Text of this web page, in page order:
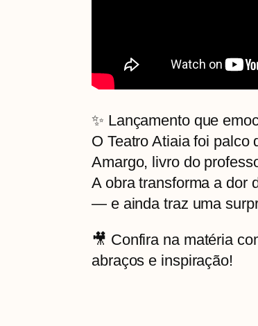
✨ Lançamento que
O Teatro Atiaia foi palco
Amargo, livro do
A obra transforma a dor
— e ainda traz uma
🎥 Confira na matéria
abraços e inspiração!